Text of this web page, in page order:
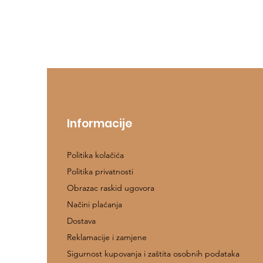
Informacije
Politika kolačića
Politika privatnosti
Obrazac raskid ugovora
Načini plaćanja
Dostava
Reklamacije i zamjene
Sigurnost kupovanja i zaštita osobnih podataka